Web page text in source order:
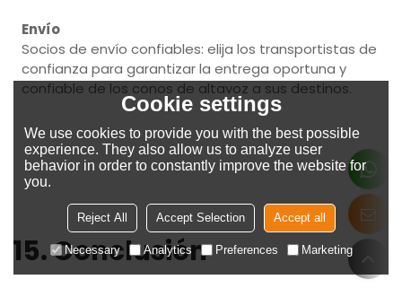
Envío
Socios de envío confiables: elija los transportistas de
confianza para garantizar la entrega oportuna y
confiable de los conos de altavoz a sus destinos.
15. Conclusión
Cookie settings
We use cookies to provide you with the best possible
experience. They also allow us to analyze user
behavior in order to constantly improve the website for
you.
Reject All Accept Selection Accept all
Necessary Analytics Preferences Marketing